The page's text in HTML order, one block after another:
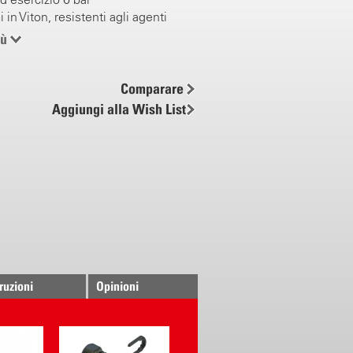
in Viton, resistenti agli agenti
in acciaio inossidabile
aria compressa
Comparare
Aggiungi alla Wish List
Opinioni